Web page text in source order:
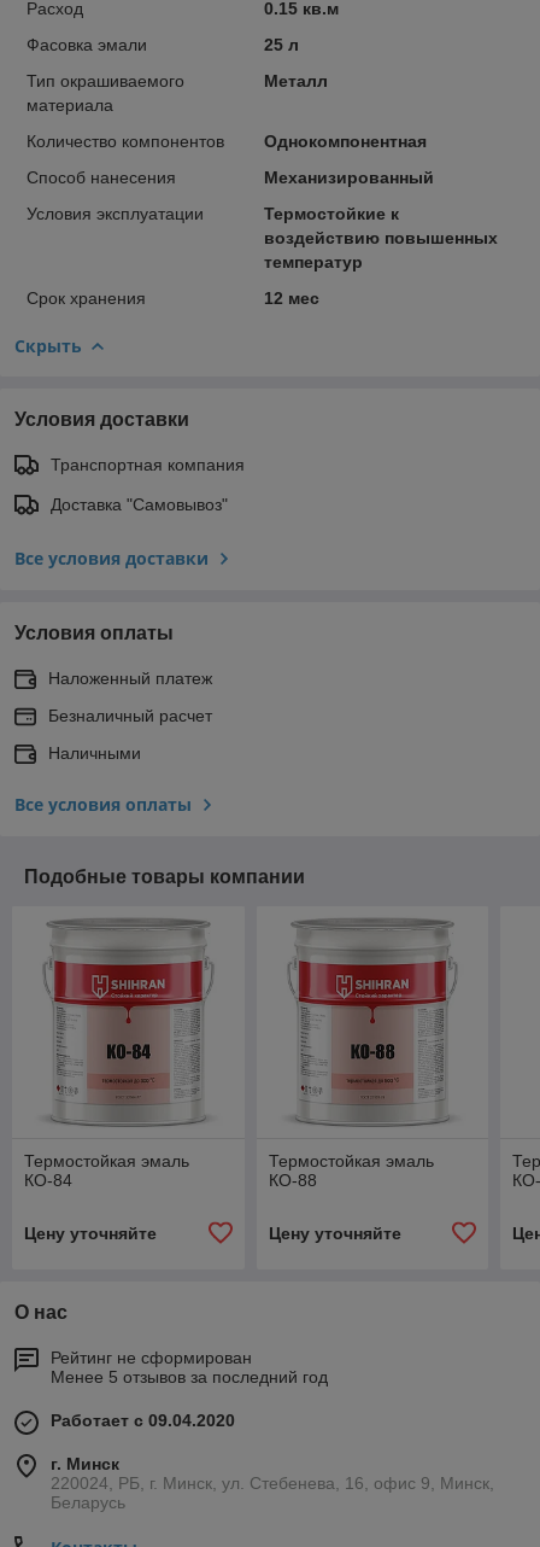
Расход
0.15 кв.м
Фасовка эмали
25 л
Тип окрашиваемого
материала
Металл
Количество компонентов
Однокомпонентная
Способ нанесения
Механизированный
Условия эксплуатации
Термостойкие к
воздействию повышенных
температур
Срок хранения
12 мес
Скрыть
Условия доставки
Транспортная компания
Доставка "Самовывоз"
Все условия доставки
Условия оплаты
Наложенный платеж
Безналичный расчет
Наличными
Все условия оплаты
Подобные товары компании
Термостойкая эмаль
КО-84
Цену уточняйте
Термостойкая эмаль
КО-88
Цену уточняйте
О нас
Рейтинг не сформирован
Менее 5 отзывов за последний год
Работает с 09.04.2020
г. Минск
220024, РБ, г. Минск, ул. Стебенева, 16, офис 9, Минск,
Беларусь